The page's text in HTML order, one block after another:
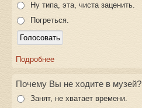
Ну типа, эта, чиста заценить.
Погреться.
Подробнее
Почему Вы не ходите в музей?
Занят, не хватает времени.